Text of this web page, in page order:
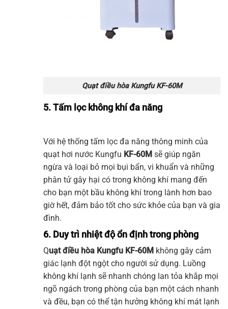
Quạt điều hòa Kungfu KF-60M
5. Tấm lọc không khí đa năng
Với hệ thống tấm lọc đa năng thông minh của
quạt hơi nước Kungfu KF-60M sẽ giúp ngăn
ngừa và loại bỏ mọi bụi bẩn, vi khuẩn và những
phân tử gây hại có trong không khí mang đến
cho bạn một bầu không khí trong lành hơn bao
giờ hết, đảm bảo tốt cho sức khỏe của bạn và gia
đình.
6. Duy trì nhiệt độ ổn định trong phòng
Quạt điều hòa Kungfu KF-60M không gây cảm
giác lạnh đột ngột cho người sử dụng. Luồng
không khí lạnh sẽ nhanh chóng lan tỏa khắp mọi
ngõ ngách trong phòng của bạn một cách nhanh
và đều, bạn có thể tận hưởng không khí mát lạnh